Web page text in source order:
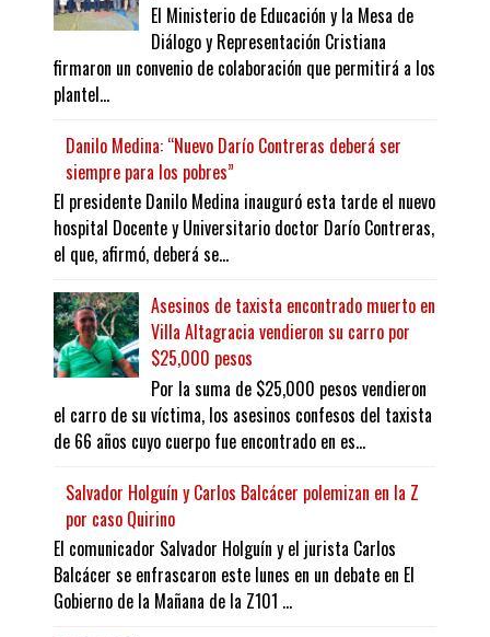
El Ministerio de Educación y la Mesa de
Diálogo y Representación Cristiana
firmaron un convenio de colaboración que permitirá a los
plantel...
Danilo Medina: “Nuevo Darío Contreras deberá ser
siempre para los pobres”
El presidente Danilo Medina inauguró esta tarde el nuevo
hospital Docente y Universitario doctor Darío Contreras,
el que, afirmó, deberá se...
Asesinos de taxista encontrado muerto en
Villa Altagracia vendieron su carro por
$25,000 pesos
Por la suma de $25,000 pesos vendieron
el carro de su víctima, los asesinos confesos del taxista
de 66 años cuyo cuerpo fue encontrado en es...
Salvador Holguín y Carlos Balcácer polemizan en la Z
por caso Quirino
El comunicador Salvador Holguín y el jurista Carlos
Balcácer se enfrascaron este lunes en un debate en El
Gobierno de la Mañana de la Z101 ...